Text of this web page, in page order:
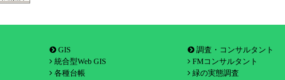
GIS
統合型Web GIS
各種台帳
調査・コンサルタント
FMコンサルタント
緑の実態調査